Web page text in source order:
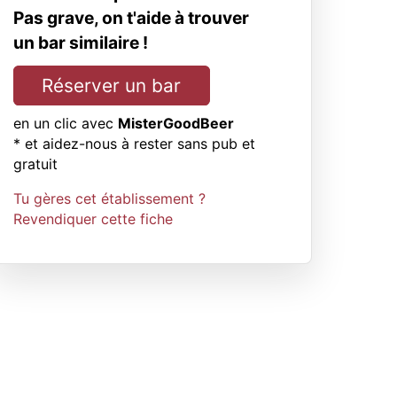
Pas grave, on t'aide à trouver
un bar similaire !
Réserver un bar
en un clic avec MisterGoodBeer
* et aidez-nous à rester sans pub et
gratuit
Tu gères cet établissement ?
Revendiquer cette fiche